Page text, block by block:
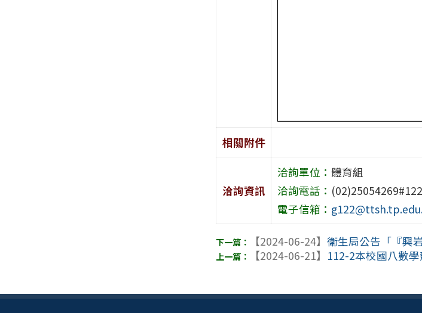
相關附件
洽詢資訊
洽詢單位： 體育組
洽詢電話： (02)25054269#122
電子信箱：
【2024-06-24】衛生局公告「『興
【2024-06-21】 112-2本校國八數